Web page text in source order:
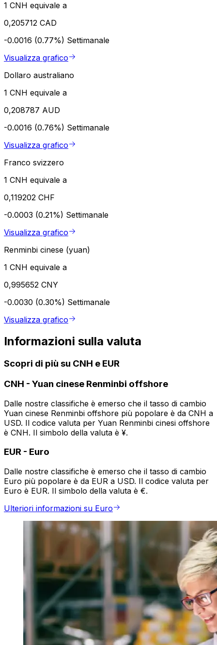
1 CNH equivale a
0,205712 CAD
-0.0016 (0.77%) Settimanale
Visualizza grafico
Dollaro australiano
1 CNH equivale a
0,208787 AUD
-0.0016 (0.76%) Settimanale
Visualizza grafico
Franco svizzero
1 CNH equivale a
0,119202 CHF
-0.0003 (0.21%) Settimanale
Visualizza grafico
Renminbi cinese (yuan)
1 CNH equivale a
0,995652 CNY
-0.0030 (0.30%) Settimanale
Visualizza grafico
Informazioni sulla valuta
Scopri di più su CNH e EUR
CNH - Yuan cinese Renminbi offshore
Dalle nostre classifiche è emerso che il tasso di cambio
Yuan cinese Renminbi offshore più popolare è da CNH a
USD. Il codice valuta per Yuan Renminbi cinesi offshore
è CNH. Il simbolo della valuta è ¥.
EUR - Euro
Dalle nostre classifiche è emerso che il tasso di cambio
Euro più popolare è da EUR a USD. Il codice valuta per
Euro è EUR. Il simbolo della valuta è €.
Ulteriori informazioni su Euro